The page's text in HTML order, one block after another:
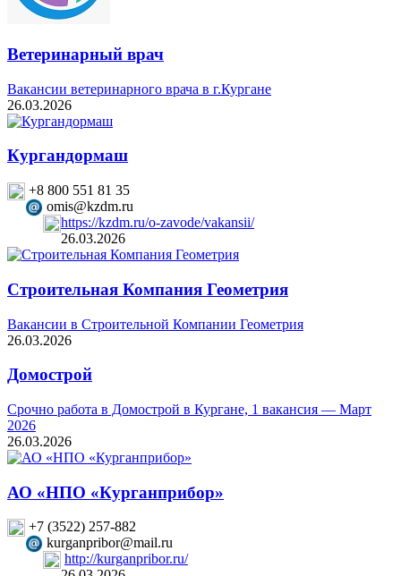
Ветеринарный врач
Вакансии ветеринарного врача в г.Кургане
26.03.2026
Кургандормаш
+8 800 551 81 35
omis@kzdm.ru
https://kzdm.ru/o-zavode/vakansii/
26.03.2026
Строительная Компания Геометрия
Вакансии в Строительной Компании Геометрия
26.03.2026
Домострой
Срочно работа в Домострой в Кургане, 1 вакансия — Март
2026
26.03.2026
АО «НПО «Курганприбор»
+7 (3522) 257-882
kurganpribor@mail.ru
http://kurganpribor.ru/